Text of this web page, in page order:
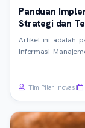
Panduan
Strategi dan
Artikel ini adalah
Informasi
kepatuhan regulasi.
Tim Pilar Inovasi